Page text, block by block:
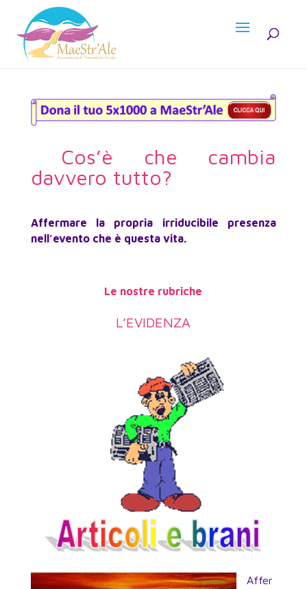
Cos’è che cambia
davvero tutto?
Affermare la propria irriducibile presenza
nell’evento che è questa vita.
Le nostre rubriche
L’EVIDENZA
Affer